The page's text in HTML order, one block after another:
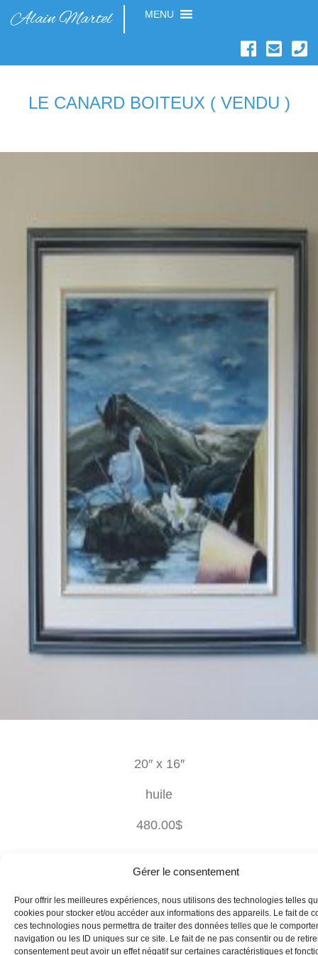
Gérer le consentement
Pour offrir les meilleures expériences, nous utilisons des technologies telles
cookies pour stocker et/ou accéder aux informations des appareils. Le fait de
ces technologies nous permettra de traiter des données telles que le
navigation ou les ID uniques sur ce site. Le fait de ne pas consentir ou de
consentement peut avoir un effet négatif sur certaines caractéristiques et
Alain Martel MENU
LE CANARD BOITEUX ( VENDU )
20″ x 16″
huile
480.00$